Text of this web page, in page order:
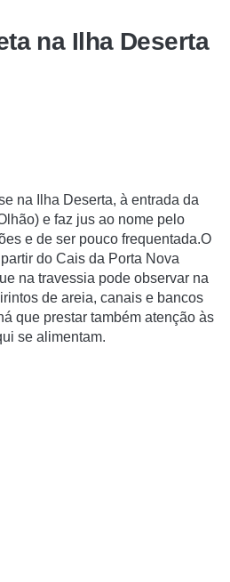
na Ilha Deserta
na Ilha Deserta, à entrada da
e faz jus ao nome pelo
e de ser pouco frequentada.O
do Cais da Porta Nova
na travessia pode observar na
de areia, canais e bancos
que prestar também atenção às
se alimentam.